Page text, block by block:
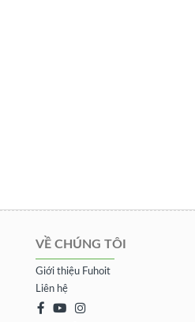
VỀ CHÚNG TÔI
Giới thiệu Fuhoit
Liên hệ